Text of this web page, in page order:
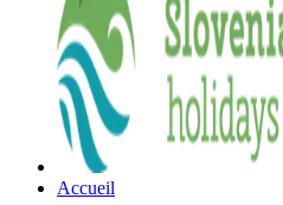
Accueil